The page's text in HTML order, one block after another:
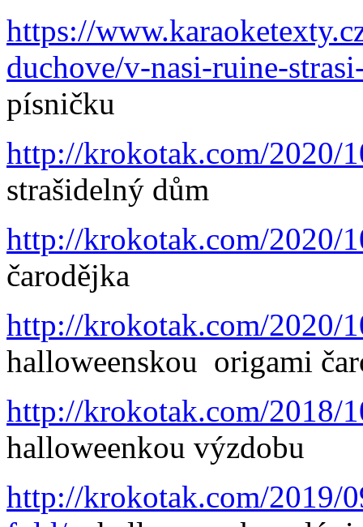
https://
duchove/v-nasi-ruine-
písničku
http://krokotak.com/2020/
strašidelný dům
http://krokotak.com/2020/
čarodějka
http://krokotak.com/2020/
halloweenskou origami
http://krokotak.com/2018/
halloweenkou výzdobu
http://krokotak.com/2019/